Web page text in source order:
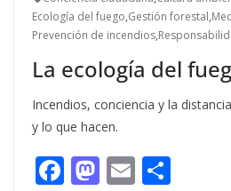
Ecología del fuego,Gestión forestal,
Prevención de incendios,
La ecología del
Incendios, conciencia y la
y lo que hacen.
F M E